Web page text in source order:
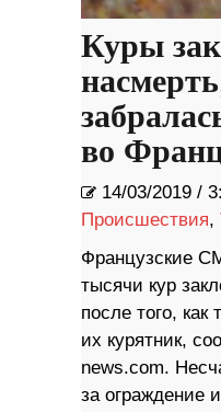
Куры
во
14/03/2019 /
Происшествия,
Французские
тысячи кур
после того,
их курятник,
news.com.
за ограждение